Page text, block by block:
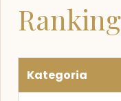
Kategoria